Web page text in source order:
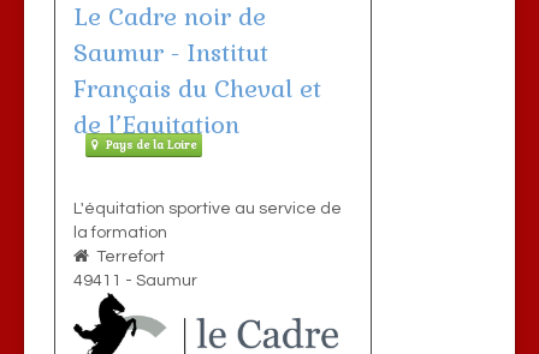
Le Cadre noir de
Saumur - Institut
Français du Cheval et
de l’Equitation
Pays de la Loire
L'équitation sportive au service de
la formation
Terrefort
49411 - Saumur